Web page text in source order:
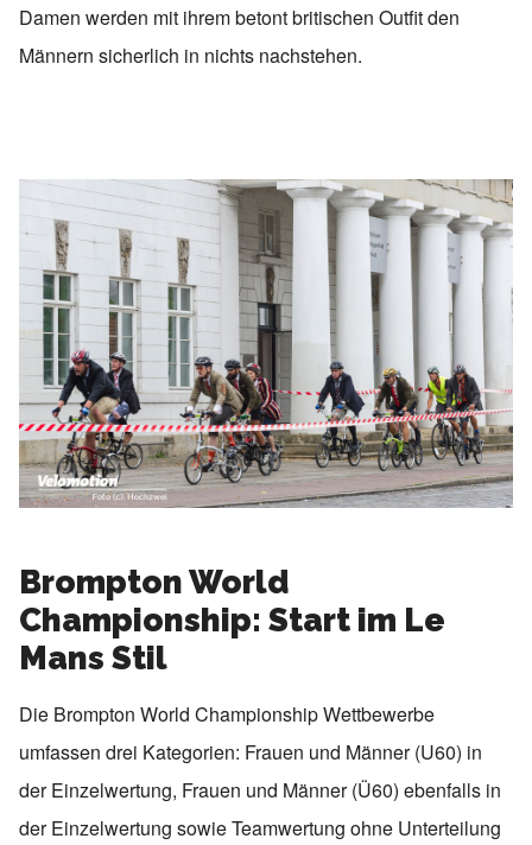
Damen werden mit ihrem betont britischen Outfit den
Männern sicherlich in nichts nachstehen.
Brompton World
Championship: Start im Le
Mans Stil
Die Brompton World Championship Wettbewerbe
umfassen drei Kategorien: Frauen und Männer (U60) in
der Einzelwertung, Frauen und Männer (Ü60) ebenfalls in
der Einzelwertung sowie Teamwertung ohne Unterteilung